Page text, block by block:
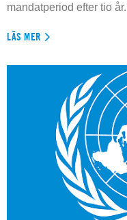
mandatperiod efter tio
LÄS MER